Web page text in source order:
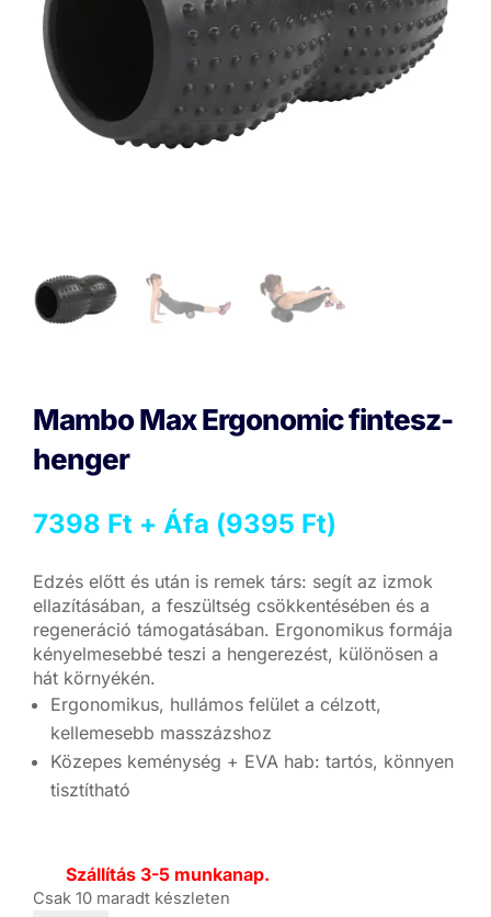
Mambo Max Ergonomic fintesz-
henger
7398 Ft + Áfa (9395 Ft)
Edzés előtt és után is remek társ: segít az izmok
ellazításában, a feszültség csökkentésében és a
regeneráció támogatásában. Ergonomikus formája
kényelmesebbé teszi a hengerezést, különösen a
hát környékén.
Ergonomikus, hullámos felület a célzott,
kellemesebb masszázshoz
Közepes keménység + EVA hab: tartós, könnyen
tisztítható
Szállítás 3-5 munkanap.
Csak 10 maradt készleten